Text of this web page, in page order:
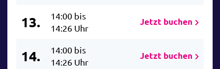
13.
14:00 bis
14:26 Uhr
Jetzt buchen
14.
14:00 bis
14:26 Uhr
Jetzt buchen